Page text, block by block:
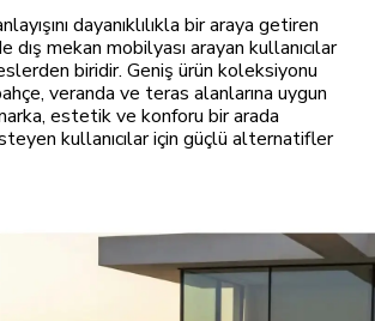
dayanıklılıkla bir araya getiren
dış mekan mobilyası arayan kullanıcılar
biridir. Geniş ürün koleksiyonu
veranda ve teras alanlarına uygun
estetik ve konforu bir arada
kullanıcılar için güçlü alternatifler